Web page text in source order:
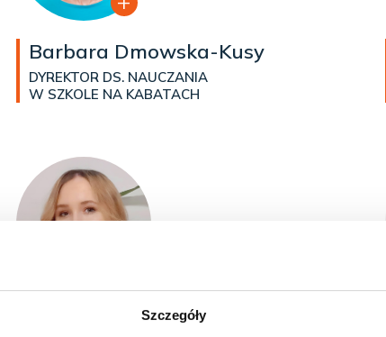
Szczegóły
Barbara Dmowska-Kusy
DYREKTOR DS. NAUCZANIA
W SZKOLE NA KABATACH